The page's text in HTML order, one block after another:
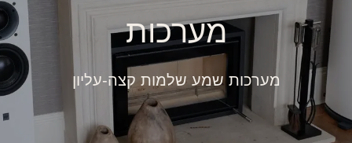
מערכות
מערכות שמע שלמות קצה-עליון